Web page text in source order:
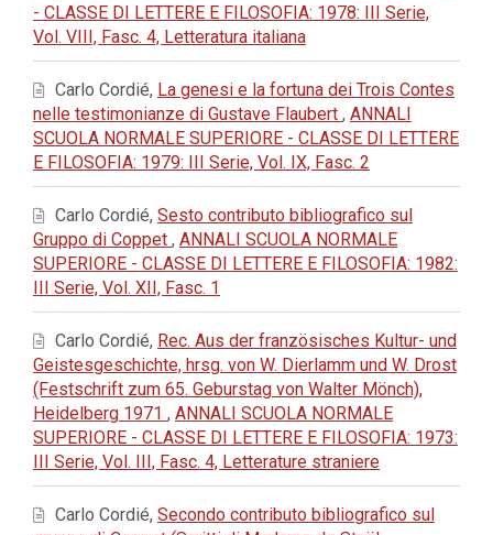
- CLASSE DI LETTERE E FILOSOFIA: 1978: III Serie,
Vol. VIII, Fasc. 4, Letteratura italiana
Carlo Cordié, La genesi e la fortuna dei Trois Contes
nelle testimonianze di Gustave Flaubert , ANNALI
SCUOLA NORMALE SUPERIORE - CLASSE DI LETTERE
E FILOSOFIA: 1979: III Serie, Vol. IX, Fasc. 2
Carlo Cordié, Sesto contributo bibliografico sul
Gruppo di Coppet , ANNALI SCUOLA NORMALE
SUPERIORE - CLASSE DI LETTERE E FILOSOFIA: 1982:
III Serie, Vol. XII, Fasc. 1
Carlo Cordié, Rec. Aus der französisches Kultur- und
Geistesgeschichte, hrsg. von W. Dierlamm und W. Drost
(Festschrift zum 65. Geburstag von Walter Mönch),
Heidelberg 1971 , ANNALI SCUOLA NORMALE
SUPERIORE - CLASSE DI LETTERE E FILOSOFIA: 1973:
III Serie, Vol. III, Fasc. 4, Letterature straniere
Carlo Cordié, Secondo contributo bibliografico sul